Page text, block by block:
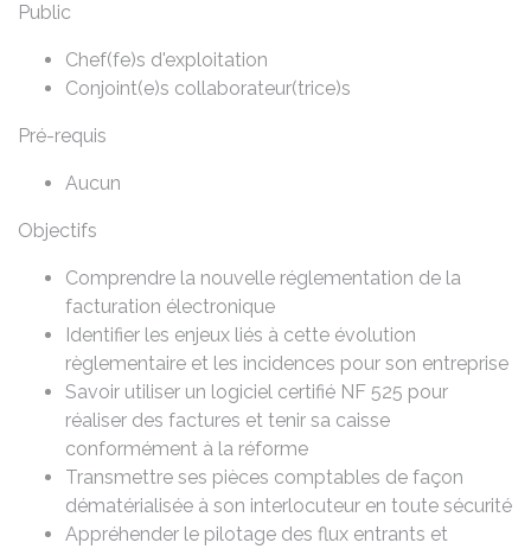
Public
Chef(fe)s d'exploitation
Conjoint(e)s collaborateur(trice)s
Pré-requis
Aucun
Objectifs
Comprendre la nouvelle réglementation de la
facturation électronique
Identifier les enjeux liés à cette évolution
règlementaire et les incidences pour son entreprise
Savoir utiliser un logiciel certifié NF 525 pour
réaliser des factures et tenir sa caisse
conformément à la réforme
Transmettre ses pièces comptables de façon
dématérialisée à son interlocuteur en toute sécurité
Appréhender le pilotage des flux entrants et